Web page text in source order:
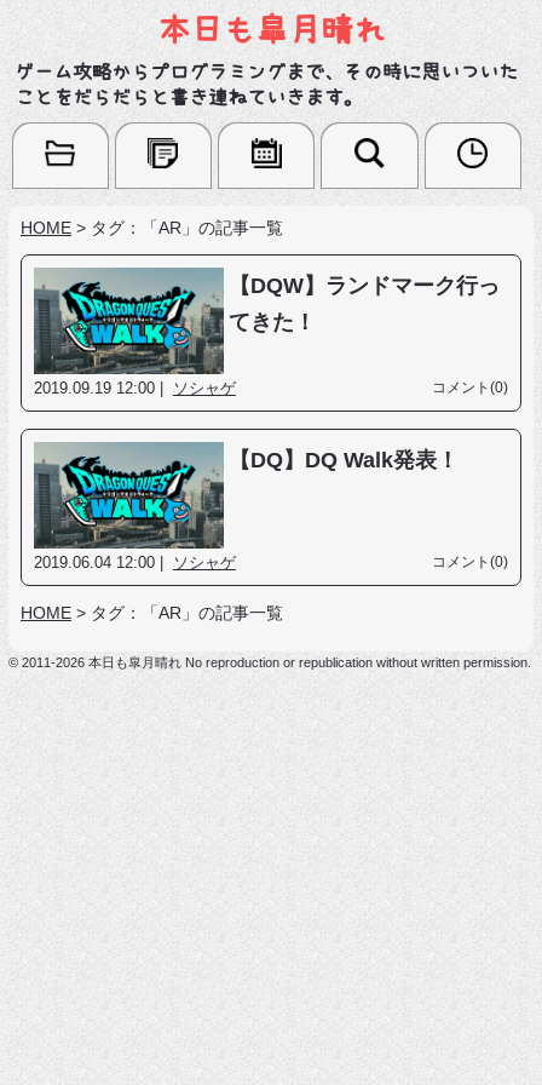
本日も皐月晴れ
ゲーム攻略からプログラミングまで、その時に思いついた
ことをだらだらと書き連ねていきます。
HOME > タグ：「AR」の記事一覧
【DQW】ランドマーク行っ
てきた！
2019.09.19 12:00 | ソシャゲ コメント(0)
【DQ】DQ Walk発表！
2019.06.04 12:00 | ソシャゲ コメント(0)
HOME > タグ：「AR」の記事一覧
© 2011-2026 本日も皐月晴れ No reproduction or republication without written permission.